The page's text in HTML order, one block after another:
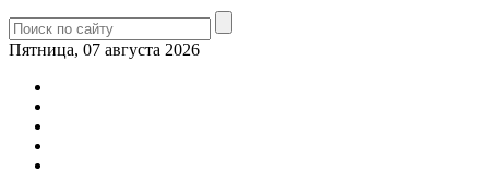
Пятница, 07 августа 2026